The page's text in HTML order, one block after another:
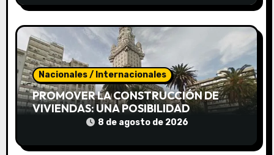
r
a
d
a
s
Nacionales / Internacionales
PROMOVER LA CONSTRUCCIÓN DE
VIVIENDAS: UNA POSIBILIDAD
8 de agosto de 2026